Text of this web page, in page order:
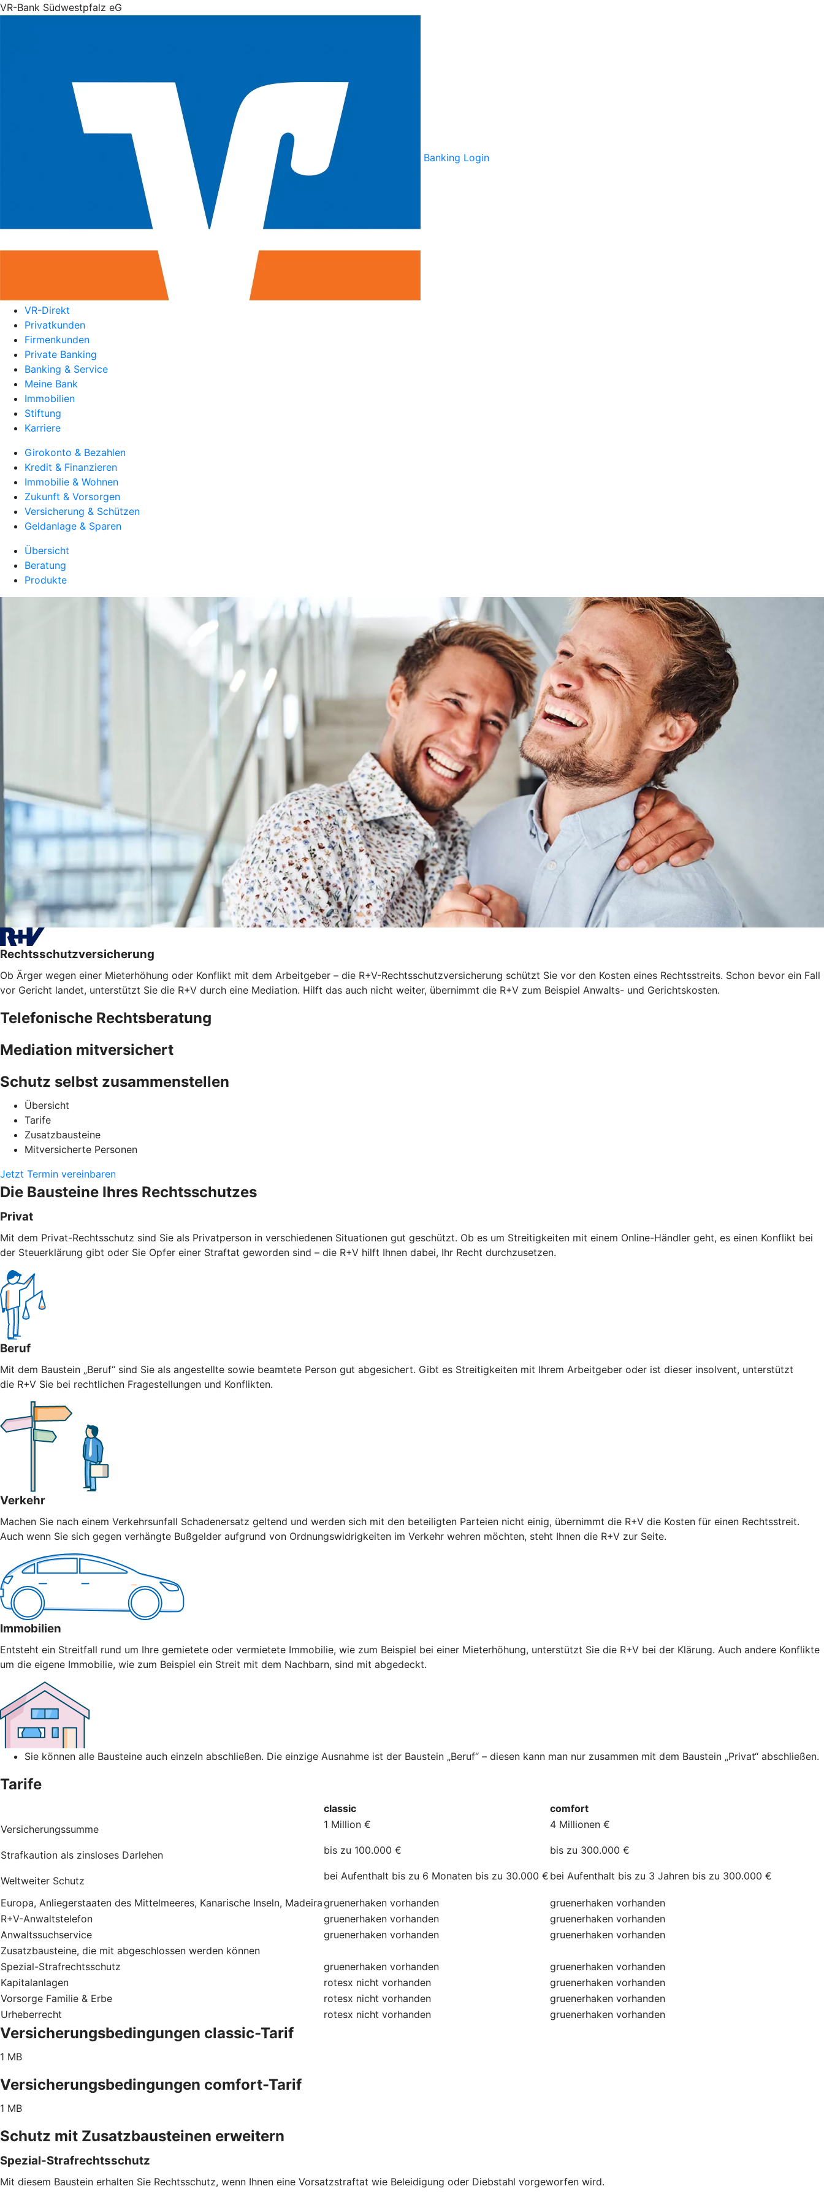
VR-Bank Südwestpfalz eG
Banking Login
VR-Direkt
Privatkunden
Firmenkunden
Private Banking
Banking & Service
Meine Bank
Immobilien
Stiftung
Karriere
Girokonto & Bezahlen
Kredit & Finanzieren
Immobilie & Wohnen
Zukunft & Vorsorgen
Versicherung & Schützen
Geldanlage & Sparen
Übersicht
Beratung
Produkte
Rechtsschutzversicherung
Ob Ärger wegen einer Mieterhöhung oder Konflikt mit dem Arbeitgeber – die R+V-Rechtsschutzversicherung schützt Sie vor den Kosten eines Rechtsstreits. Schon bevor ein Fall
vor Gericht landet, unterstützt Sie die R+V durch eine Mediation. Hilft das auch nicht weiter, übernimmt die R+V zum Beispiel Anwalts- und Gerichtskosten.
Telefonische Rechtsberatung
Mediation mitversichert
Schutz selbst zusammenstellen
Übersicht
Tarife
Zusatzbausteine
Mitversicherte Personen
Jetzt Termin vereinbaren
Die Bausteine Ihres Rechtsschutzes
Privat
Mit dem Privat-Rechtsschutz sind Sie als Privatperson in verschiedenen Situationen gut geschützt. Ob es um Streitigkeiten mit einem Online-Händler geht, es einen Konflikt bei
der Steuerklärung gibt oder Sie Opfer einer Straftat geworden sind – die R+V hilft Ihnen dabei, Ihr Recht durchzusetzen.
Beruf
Mit dem Baustein „Beruf“ sind Sie als angestellte sowie beamtete Person gut abgesichert. Gibt es Streitigkeiten mit Ihrem Arbeitgeber oder ist dieser insolvent, unterstützt
die R+V Sie bei rechtlichen Fragestellungen und Konflikten.
Verkehr
Machen Sie nach einem Verkehrsunfall Schadenersatz geltend und werden sich mit den beteiligten Parteien nicht einig, übernimmt die R+V die Kosten für einen Rechtsstreit.
Auch wenn Sie sich gegen verhängte Bußgelder aufgrund von Ordnungswidrigkeiten im Verkehr wehren möchten, steht Ihnen die R+V zur Seite.
Immobilien
Entsteht ein Streitfall rund um Ihre gemietete oder vermietete Immobilie, wie zum Beispiel bei einer Mieterhöhung, unterstützt Sie die R+V bei der Klärung. Auch andere Konflikte
um die eigene Immobilie, wie zum Beispiel ein Streit mit dem Nachbarn, sind mit abgedeckt.
Sie können alle Bausteine auch einzeln abschließen. Die einzige Ausnahme ist der Baustein „Beruf“ – diesen kann man nur zusammen mit dem Baustein „Privat“ abschließen.
Tarife
classic
comfort
Versicherungssumme
1 Million € 4 Millionen €
Strafkaution als zinsloses Darlehen bis zu 100.000 € bis zu 300.000 €
Weltweiter Schutz bei Aufenthalt bis zu 6 Monaten bis zu 30.000 € bei Aufenthalt bis zu 3 Jahren bis zu 300.000 €
Europa, Anliegerstaaten des Mittelmeeres, Kanarische Inseln, Madeiragruenerhaken vorhanden gruenerhaken vorhanden
R+V-Anwaltstelefon
gruenerhaken vorhanden gruenerhaken vorhanden
Anwaltssuchservice
gruenerhaken vorhanden gruenerhaken vorhanden
Zusatzbausteine, die mit abgeschlossen werden können
Spezial-Strafrechtsschutz
gruenerhaken vorhanden gruenerhaken vorhanden
Kapitalanlagen
rotesx nicht vorhanden gruenerhaken vorhanden
Vorsorge Familie & Erbe
rotesx nicht vorhanden gruenerhaken vorhanden
Urheberrecht
rotesx nicht vorhanden gruenerhaken vorhanden
Versicherungsbedingungen classic-Tarif
1 MB
Versicherungsbedingungen comfort-Tarif
1 MB
Schutz mit Zusatzbausteinen erweitern
Spezial-Strafrechtsschutz
Mit diesem Baustein erhalten Sie Rechtsschutz, wenn Ihnen eine Vorsatzstraftat wie Beleidigung oder Diebstahl vorgeworfen wird.